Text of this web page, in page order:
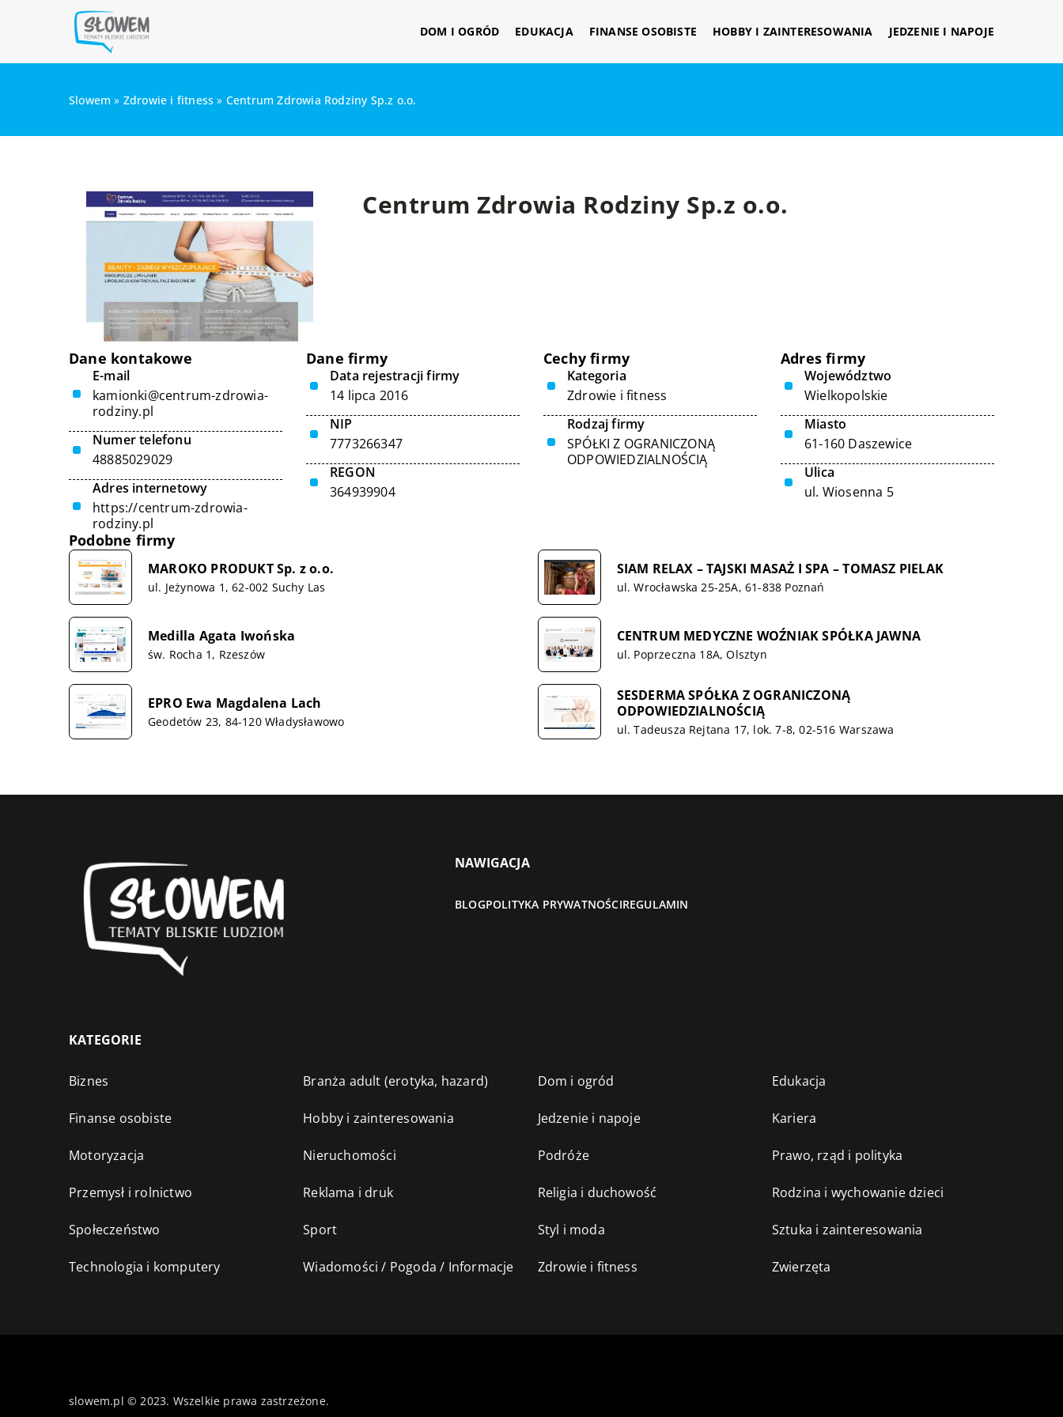
DOM I OGRÓD EDUKACJA FINANSE OSOBISTE HOBBY I ZAINTERESOWANIA JEDZENIE I NAPOJE
Slowem » Zdrowie i fitness » Centrum Zdrowia Rodziny Sp.z o.o.
Centrum Zdrowia Rodziny Sp.z o.o.
Dane kontakowe
E-mail
kamionki@centrum-zdrowia-
rodziny.pl
Numer telefonu
48885029029
Adres internetowy
https://centrum-zdrowia-
rodziny.pl
Dane firmy
Data rejestracji firmy
14 lipca 2016
NIP
7773266347
REGON
364939904
Cechy firmy
Kategoria
Zdrowie i fitness
Rodzaj firmy
SPÓŁKI Z OGRANICZONĄ
ODPOWIEDZIALNOŚCIĄ
Adres firmy
Województwo
Wielkopolskie
Miasto
61-160 Daszewice
Ulica
ul. Wiosenna 5
Podobne firmy
MAROKO PRODUKT Sp. z o.o.
ul. Jeżynowa 1, 62-002 Suchy Las
SIAM RELAX – TAJSKI MASAŻ I SPA – TOMASZ PIELAK
ul. Wrocławska 25-25A, 61-838 Poznań
Medilla Agata Iwońska
św. Rocha 1, Rzeszów
CENTRUM MEDYCZNE WOŹNIAK SPÓŁKA JAWNA
ul. Poprzeczna 18A, Olsztyn
EPRO Ewa Magdalena Lach
Geodetów 23, 84-120 Władysławowo
SESDERMA SPÓŁKA Z OGRANICZONĄ
ODPOWIEDZIALNOŚCIĄ
ul. Tadeusza Rejtana 17, lok. 7-8, 02-516 Warszawa
NAWIGACJA
BLOGPOLITYKA PRYWATNOŚCIREGULAMIN
KATEGORIE
Biznes Branża adult (erotyka, hazard) Dom i ogród Edukacja
Finanse osobiste Hobby i zainteresowania Jedzenie i napoje Kariera
Motoryzacja Nieruchomości Podróże Prawo, rząd i polityka
Przemysł i rolnictwo Reklama i druk Religia i duchowość Rodzina i wychowanie dzieci
Społeczeństwo Sport Styl i moda Sztuka i zainteresowania
Technologia i komputery Wiadomości / Pogoda / Informacje Zdrowie i fitness Zwierzęta
slowem.pl © 2023. Wszelkie prawa zastrzeżone.